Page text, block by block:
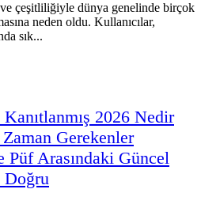
çeşitliliğiyle dünya genelinde birçok
neden oldu. Kullanıcılar,
sık...
Kanıtlanmış 2026 Nedir
Zaman Gerekenler
Püf Arasındaki Güncel
Doğru